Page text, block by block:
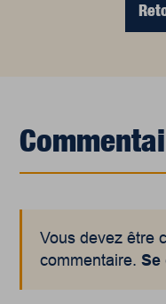
Vous devez être
commentaire.Se